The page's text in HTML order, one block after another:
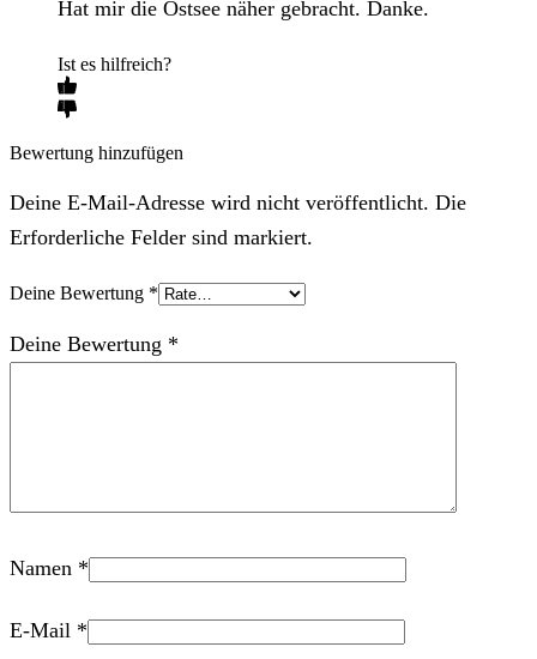
Hat mir die Ostsee näher gebracht. Danke.
Ist es hilfreich?
Bewertung hinzufügen
Deine E-Mail-Adresse wird nicht veröffentlicht. Die
Erforderliche Felder sind markiert.
Deine Bewertung *
Deine Bewertung *
Namen *
E-Mail *